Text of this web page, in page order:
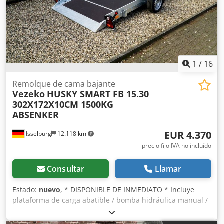
Documentación del vehículo incluida Equipamiento
adicional - Suelo: panel de madera - Cuña de rueda +
soporte Chasis - Alko | eje de suspensión por goma | lanza
en V con enganche de bola | rueda jockey Cjdpfx Aey I
Uicohljrf Eléctrica - 12 voltios | enchufe de 13 polos | luces
laterales | luces de posición Si desea comprar este
remolque o tiene más consultas sobre remolques, utilice
nuestro número interno de remolque basculante "Nº
13281426".
1 / 16
Isselburg 12.118 km
Remolque de cama bajante
Vezeko HUSKY SMART FB 15.30
302X172X10CM 1500KG
ABSENKER
EUR 4.370
precio fijo IVA no incluído
Consultar Llamar
Estado: nuevo, * DISPONIBLE DE INMEDIATO * Incluye
plataforma de carga abatible / bomba hidráulica manual /
remolque con freno Datos técnicos: • Tipo: Vehículo nuevo
• ITV: Nueva/2 años • Disponibilidad: ¡INMEDIATA! • Peso